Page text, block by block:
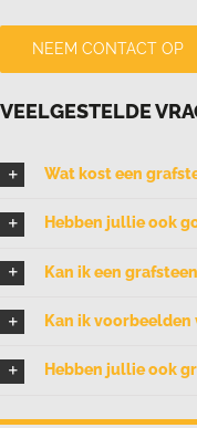
NEEM CONTACT OP
VEELGESTELDE
Wat kost een
Hebben jullie ook
Kan ik een
Kan ik
Hebben jullie ook